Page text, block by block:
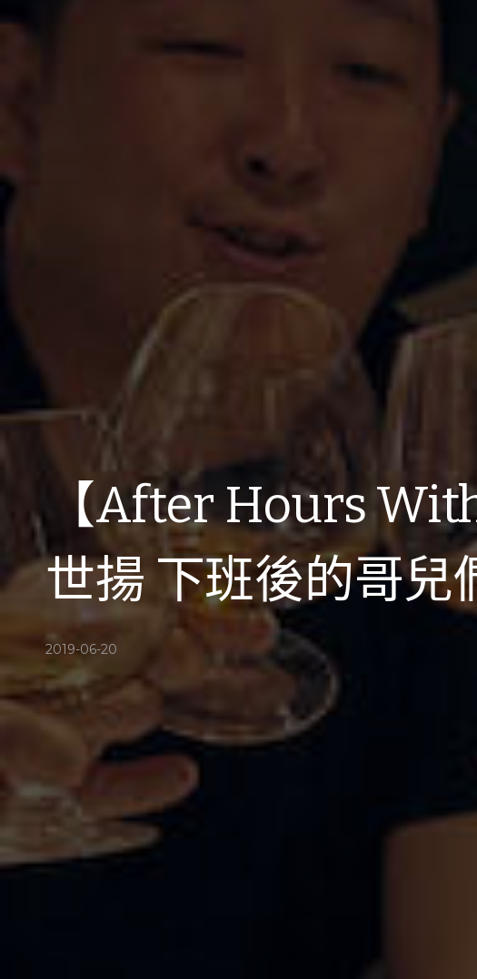
【After Hours
世揚 下班後的哥兒
2019-06-20